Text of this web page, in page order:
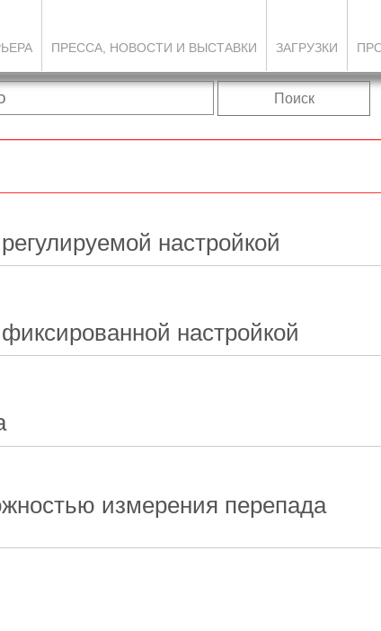
ПРЕССА, НОВОСТИ И ВЫСТАВКИ ЗАГРУЗКИ
Поиск
настройкой
настройкой
измерения перепада